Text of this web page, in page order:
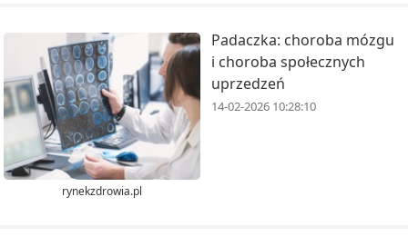
rynekzdrowia.pl
Padaczka: choroba mózgu
i choroba społecznych
uprzedzeń
14-02-2026 10:28:10